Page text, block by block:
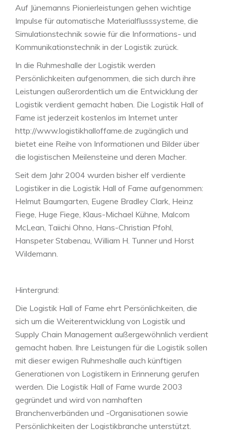
Auf Jünemanns Pionierleistungen gehen wichtige
Impulse für automatische Materialflusssysteme, die
Simulationstechnik sowie für die Informations- und
Kommunikationstechnik in der Logistik zurück.
In die Ruhmeshalle der Logistik werden
Persönlichkeiten aufgenommen, die sich durch ihre
Leistungen außerordentlich um die Entwicklung der
Logistik verdient gemacht haben. Die Logistik Hall of
Fame ist jederzeit kostenlos im Internet unter
http://www.logistikhalloffame.de zugänglich und
bietet eine Reihe von Informationen und Bilder über
die logistischen Meilensteine und deren Macher.
Seit dem Jahr 2004 wurden bisher elf verdiente
Logistiker in die Logistik Hall of Fame aufgenommen:
Helmut Baumgarten, Eugene Bradley Clark, Heinz
Fiege, Huge Fiege, Klaus-Michael Kühne, Malcom
McLean, Taiichi Ohno, Hans-Christian Pfohl,
Hanspeter Stabenau, William H. Tunner und Horst
Wildemann.
Hintergrund:
Die Logistik Hall of Fame ehrt Persönlichkeiten, die
sich um die Weiterentwicklung von Logistik und
Supply Chain Management außergewöhnlich verdient
gemacht haben. Ihre Leistungen für die Logistik sollen
mit dieser ewigen Ruhmeshalle auch künftigen
Generationen von Logistikern in Erinnerung gerufen
werden. Die Logistik Hall of Fame wurde 2003
gegründet und wird von namhaften
Branchenverbänden und -Organisationen sowie
Persönlichkeiten der Logistikbranche unterstützt.